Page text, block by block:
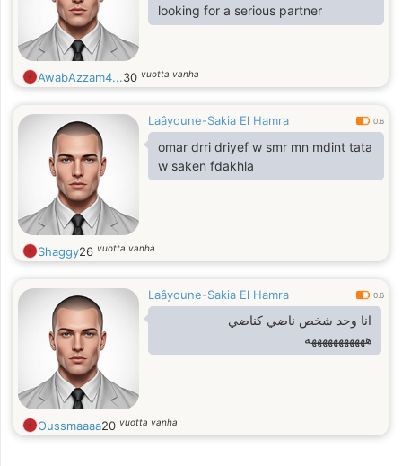
looking for a serious partner
AwabAzzam4...30 vuotta vanha
Laâyoune-Sakia El Hamra 0.6
omar drri driyef w smr mn mdint tata
w saken fdakhla
Shaggy26 vuotta vanha
Laâyoune-Sakia El Hamra 0.6
انا وحد شخص ناضي كناضي
هههههههههههه
Oussmaaaa20 vuotta vanha